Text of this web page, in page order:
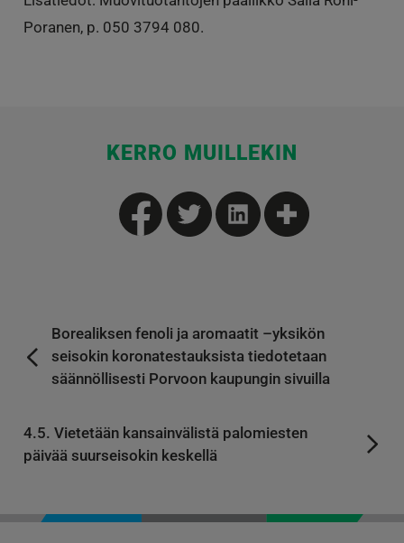
Poranen, p. 050 3794 080.
KERRO MUILLEKIN
Borealiksen fenoli ja aromaatit –yksikön
seisokin koronatestauksista tiedotetaan
säännöllisesti Porvoon kaupungin sivuilla
4.5. Vietetään kansainvälistä palomiesten
päivää suurseisokin keskellä